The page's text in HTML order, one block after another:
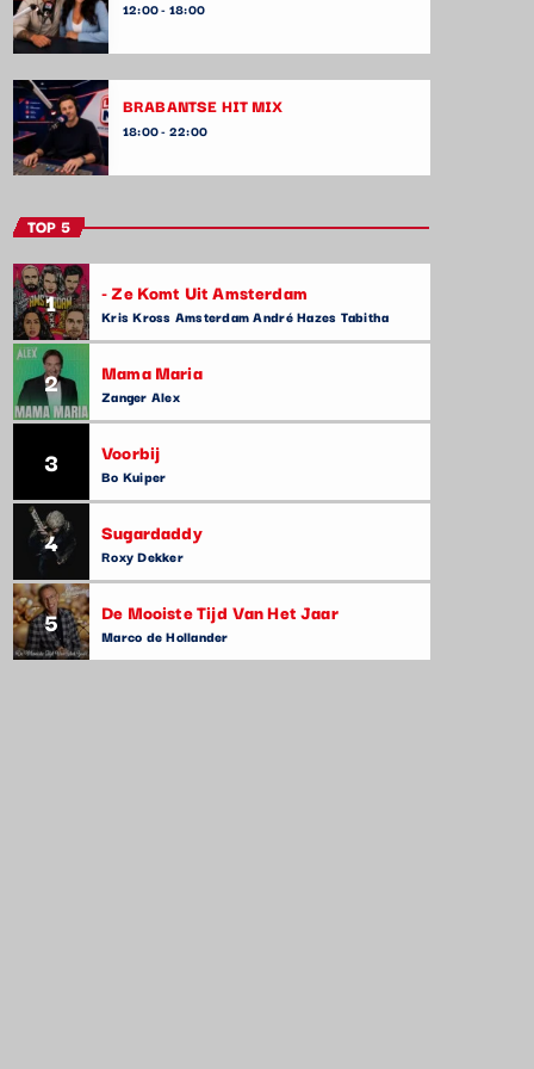
12:00 - 18:00
BRABANTSE HIT MIX
18:00 - 22:00
TOP 5
1 - Ze Komt Uit Amsterdam
Kris Kross Amsterdam André Hazes Tabitha
2 Mama Maria
Zanger Alex
3 Voorbij
Bo Kuiper
4 Sugardaddy
Roxy Dekker
5 De Mooiste Tijd Van Het Jaar
Marco de Hollander